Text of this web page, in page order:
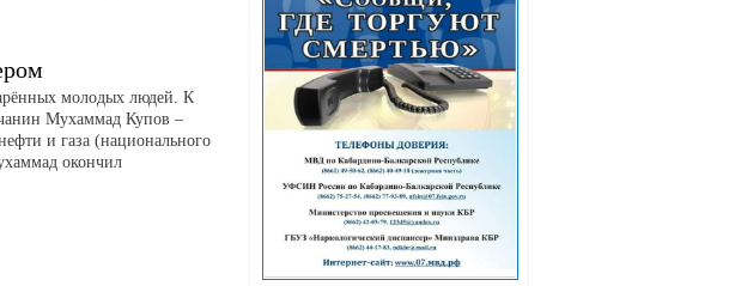
молодых людей. К
Мухаммад Купов –
и газа (национального
окончил